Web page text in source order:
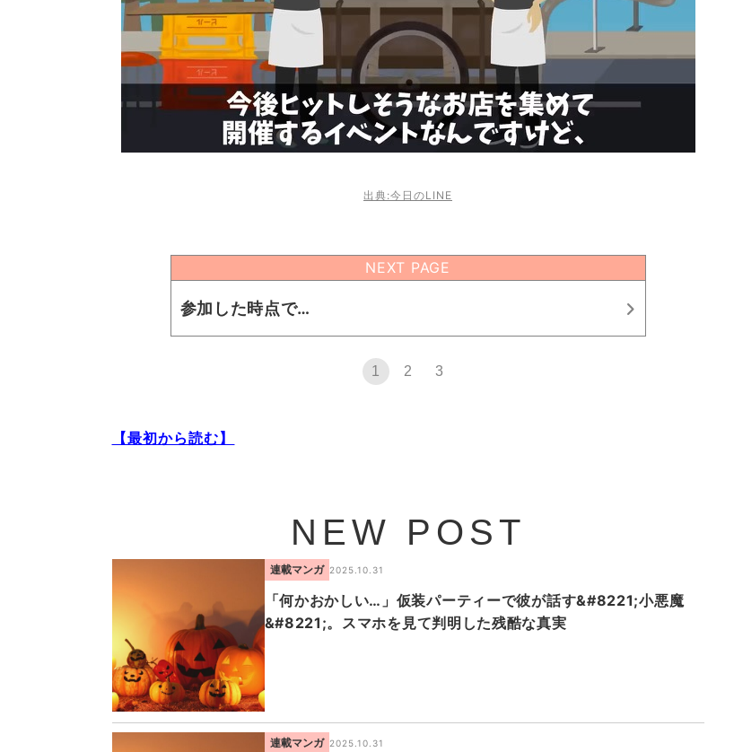
出典:今日のLINE
NEXT PAGE
参加した時点で…
1 2 3
【最初から読む】
NEW POST
連載マンガ 2025.10.31
「何かおかしい…」仮装パーティーで彼が話す&#8221;小悪魔
&#8221;。スマホを見て判明した残酷な真実
連載マンガ 2025.10.31